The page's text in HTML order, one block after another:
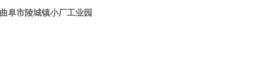
阜市陵城镇小厂工业园